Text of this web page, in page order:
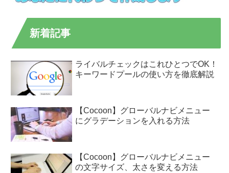
新着記事
ライバルチェックはこれひとつでOK！
キーワードプールの使い方を徹底解説
【Cocoon】グローバルナビメニュー
にグラデーションを入れる方法
【Cocoon】グローバルナビメニュー
の文字サイズ、太さを変える方法